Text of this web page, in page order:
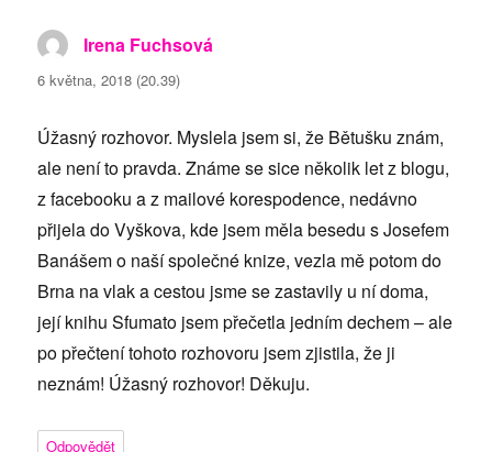
Irena Fuchsová
6 května, 2018 (20.39)
Úžasný rozhovor. Myslela jsem si, že Bětušku znám,
ale není to pravda. Známe se sice několik let z blogu,
z facebooku a z mailové korespodence, nedávno
přijela do Vyškova, kde jsem měla besedu s Josefem
Banášem o naší společné knize, vezla mě potom do
Brna na vlak a cestou jsme se zastavily u ní doma,
její knihu Sfumato jsem přečetla jedním dechem – ale
po přečtení tohoto rozhovoru jsem zjistila, že ji
neznám! Úžasný rozhovor! Děkuju.
Odpovědět